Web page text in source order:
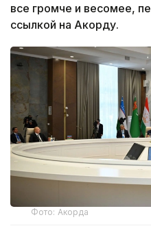
все громче и весомее,
ссылкой на Акорду.
Фото: Акорда